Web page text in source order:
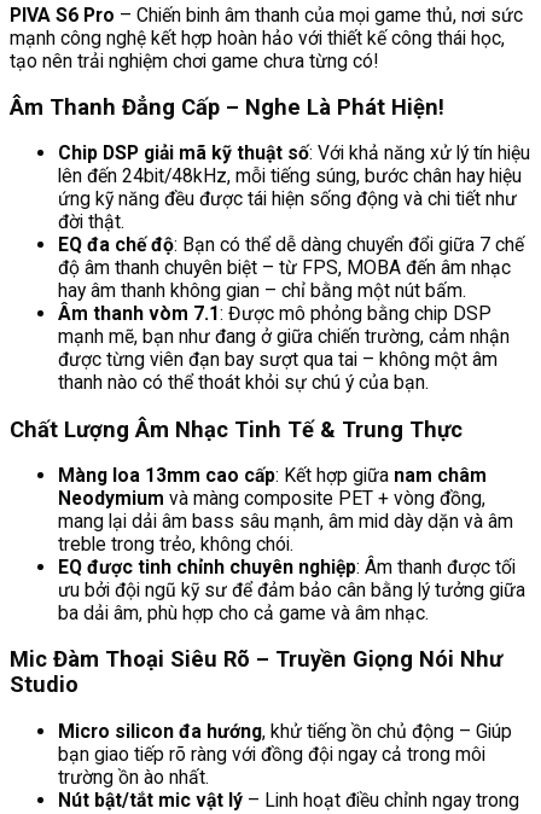
PIVA S6 Pro – Chiến binh âm thanh của mọi game thủ, nơi sức
mạnh công nghệ kết hợp hoàn hảo với thiết kế công thái học,
tạo nên trải nghiệm chơi game chưa từng có!
Âm Thanh Đẳng Cấp – Nghe Là Phát Hiện!
Chip DSP giải mã kỹ thuật số: Với khả năng xử lý tín hiệu
lên đến 24bit/48kHz, mỗi tiếng súng, bước chân hay hiệu
ứng kỹ năng đều được tái hiện sống động và chi tiết như
đời thật.
EQ đa chế độ: Bạn có thể dễ dàng chuyển đổi giữa 7 chế
độ âm thanh chuyên biệt – từ FPS, MOBA đến âm nhạc
hay âm thanh không gian – chỉ bằng một nút bấm.
Âm thanh vòm 7.1: Được mô phỏng bằng chip DSP
mạnh mẽ, bạn như đang ở giữa chiến trường, cảm nhận
được từng viên đạn bay sượt qua tai – không một âm
thanh nào có thể thoát khỏi sự chú ý của bạn.
Chất Lượng Âm Nhạc Tinh Tế & Trung Thực
Màng loa 13mm cao cấp: Kết hợp giữa nam châm
Neodymium và màng composite PET + vòng đồng,
mang lại dải âm bass sâu mạnh, âm mid dày dặn và âm
treble trong trẻo, không chói.
EQ được tinh chỉnh chuyên nghiệp: Âm thanh được tối
ưu bởi đội ngũ kỹ sư để đảm bảo cân bằng lý tưởng giữa
ba dải âm, phù hợp cho cả game và âm nhạc.
Mic Đàm Thoại Siêu Rõ – Truyền Giọng Nói Như
Studio
Micro silicon đa hướng, khử tiếng ồn chủ động – Giúp
bạn giao tiếp rõ ràng với đồng đội ngay cả trong môi
trường ồn ào nhất.
Nút bật/tắt mic vật lý – Linh hoạt điều chỉnh ngay trong